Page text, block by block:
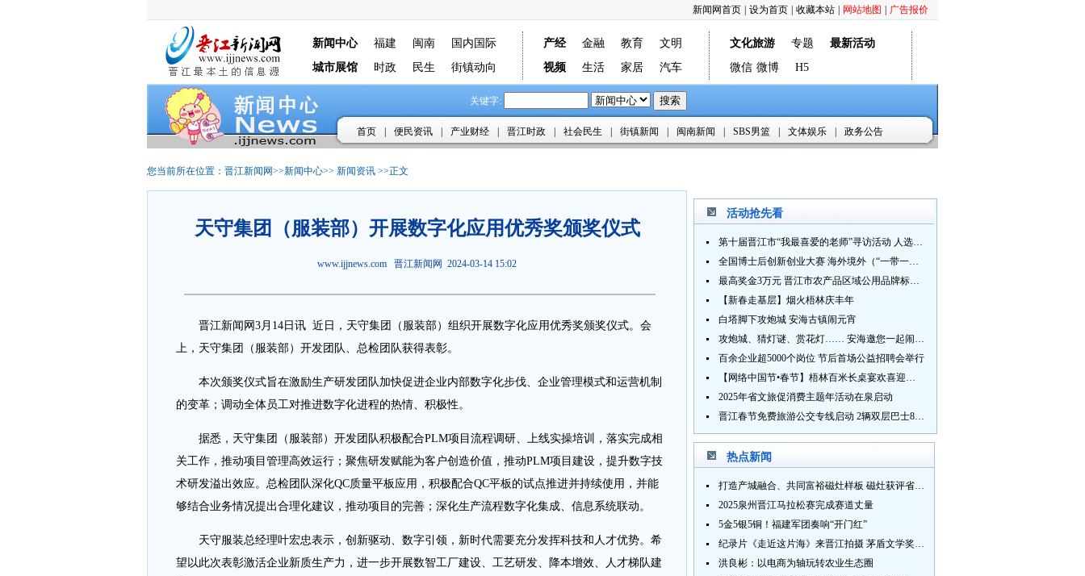
广告报价
网站地图
收藏本站
设为首页
新闻网首页
新闻中心 福建 闽南
国内国际
城市展馆
时政 民生 街镇动向
产经 金融 教育
文明
视频
生活 家居 汽车
文化旅游 专题
最新活动
微信 微博 H5
关键字:
首页 便民资讯 产业财经 晋江时政 社会民生 街镇新闻 闽南新闻 SBS男篮 文体娱乐 政务公告
您当前所在位置： 晋江新闻网>>新闻中心>> 新闻资讯 >>正文
天守集团（服装部）开展数字化应用优秀奖颁奖仪式
www.ijjnews.com 晋江新闻网 2024-03-14 15:02
晋江新闻网3月14日讯 近日，天守集团（服装部）组织开展数字化应用优秀奖颁奖仪式。会
上，天守集团（服装部）开发团队、总检团队获得表彰。
本次颁奖仪式旨在激励生产研发团队加快促进企业内部数字化步伐、企业管理模式和运营机制
的变革；调动全体员工对推进数字化进程的热情、积极性。
据悉，天守集团（服装部）开发团队积极配合PLM项目流程调研、上线实操培训，落实完成相
关工作，推动项目管理高效运行；聚焦研发赋能为客户创造价值，推动PLM项目建设，提升数字技
术研发溢出效应。总检团队深化QC质量平板应用，积极配合QC平板的试点推进并持续使用，并能
够结合业务情况提出合理化建议，推动项目的完善；深化生产流程数字化集成、信息系统联动。
天守服装总经理叶宏忠表示，创新驱动、数字引领，新时代需要充分发挥科技和人才优势。希
望以此次表彰激活企业新质生产力，进一步开展数智工厂建设、工艺研发、降本增效、人才梯队建
活动抢先看
第十届晋江市“我最喜爱的老师”寻访活动 人选推荐火热进行中 快来“秀”您最喜爱的老师
全国博士后创新创业大赛 海外境外（“一带一路”）赛七大赛道等你来战
最高奖金3万元 晋江市农产品区域公用品牌标识Logo及特色农产品包装设计征集活动正式启动
【新春走基层】烟火梧林庆丰年
白塔脚下攻炮城 安海古镇闹元宵
攻炮城、猜灯谜、赏花灯…… 安海邀您一起闹元宵
百余企业超5000个岗位 节后首场公益招聘会举行
【网络中国节•春节】梧林百米长桌宴欢喜迎新春
2025年省文旅促消费主题年活动在泉启动
晋江春节免费旅游公交专线启动 2辆双层巴士8辆铛铛车带你游
热点新闻
打造产城融合、共同富裕磁灶样板 磁灶获评省级乡村振兴示范乡镇
2025泉州晋江马拉松赛完成赛道丈量
5金5银5铜！福建军团奏响“开门红”
纪录片《走近这片海》来晋江拍摄 茅盾文学奖得主麦家探寻晋江“海海”人生
洪良彬：以电商为轴玩转农业生态圈